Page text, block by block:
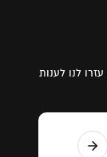
לנו לענות